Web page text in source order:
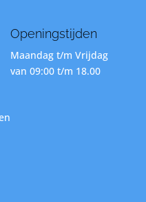
Openingstijden
Maandag t/m Vrijdag
van 09:00 t/m 18.00